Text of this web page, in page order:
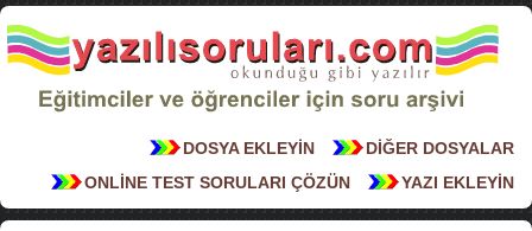
DİĞER DOSYALAR
DOSYA EKLEYİN
YAZI EKLEYİN
ONLİNE TEST SORULARI ÇÖZÜN